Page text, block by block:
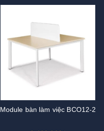
Module bàn làm việc BCO12-2